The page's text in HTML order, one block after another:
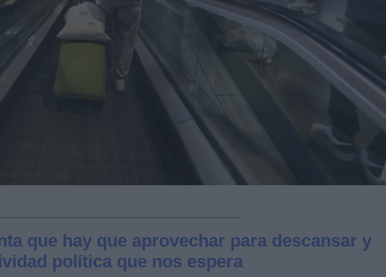
que hay que aprovechar para descansar y
política que nos espera